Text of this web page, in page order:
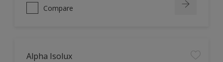
Compare
Alpha Isolux